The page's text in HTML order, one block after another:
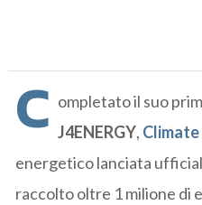
C ompletato il suo
J4ENERGY, Climate
energetico lanciata
raccolto oltre 1 milione di